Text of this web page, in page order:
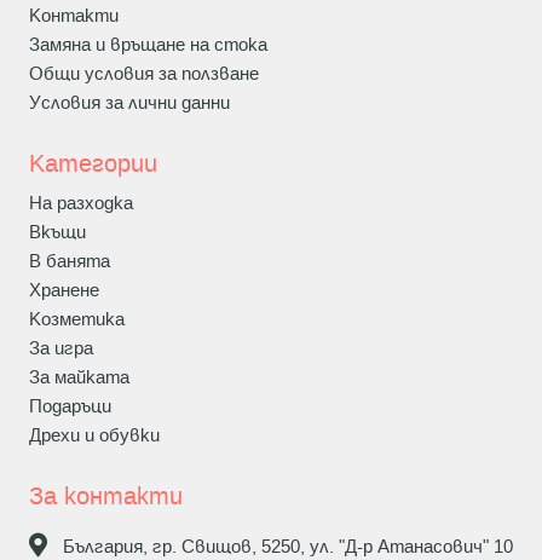
Контакти
Замяна и връщане на стока
Общи условия за ползване
Условия за лични данни
Категории
На разходка
Вкъщи
В банята
Хранене
Козметика
За игра
За майката
Подаръци
Дрехи и обувки
За контакти
България, гр. Свищов, 5250, ул. "Д-р Атанасович" 10